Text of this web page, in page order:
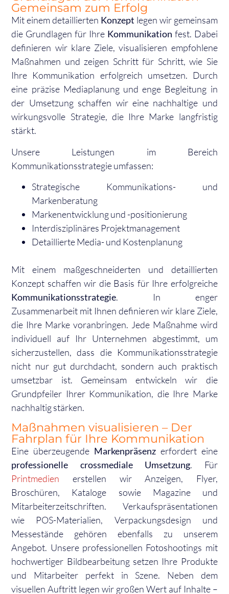
Gemeinsam zum Erfolg
Mit einem detaillierten Konzept legen wir gemeinsam
die Grundlagen für Ihre Kommunikation fest. Dabei
definieren wir klare Ziele, visualisieren empfohlene
Maßnahmen und zeigen Schritt für Schritt, wie Sie
Ihre Kommunikation erfolgreich umsetzen. Durch
eine präzise Mediaplanung und enge Begleitung in
der Umsetzung schaffen wir eine nachhaltige und
wirkungsvolle Strategie, die Ihre Marke langfristig
stärkt.
Unsere Leistungen im Bereich
Kommunikationsstrategie umfassen:
Strategische Kommunikations- und
Markenberatung
Markenentwicklung und -positionierung
Interdisziplinäres Projektmanagement
Detaillierte Media- und Kostenplanung
Mit einem maßgeschneiderten und detaillierten
Konzept schaffen wir die Basis für Ihre erfolgreiche
Kommunikationsstrategie. In enger
Zusammenarbeit mit Ihnen definieren wir klare Ziele,
die Ihre Marke voranbringen. Jede Maßnahme wird
individuell auf Ihr Unternehmen abgestimmt, um
sicherzustellen, dass die Kommunikationsstrategie
nicht nur gut durchdacht, sondern auch praktisch
umsetzbar ist. Gemeinsam entwickeln wir die
Grundpfeiler Ihrer Kommunikation, die Ihre Marke
nachhaltig stärken.
Maßnahmen visualisieren – Der
Fahrplan für Ihre Kommunikation
Eine überzeugende Markenpräsenz erfordert eine
professionelle crossmediale Umsetzung. Für
Printmedien erstellen wir Anzeigen, Flyer,
Broschüren, Kataloge sowie Magazine und
Mitarbeiterzeitschriften. Verkaufspräsentationen
wie POS-Materialien, Verpackungsdesign und
Messestände gehören ebenfalls zu unserem
Angebot. Unsere professionellen Fotoshootings mit
hochwertiger Bildbearbeitung setzen Ihre Produkte
und Mitarbeiter perfekt in Szene. Neben dem
visuellen Auftritt legen wir großen Wert auf Inhalte –